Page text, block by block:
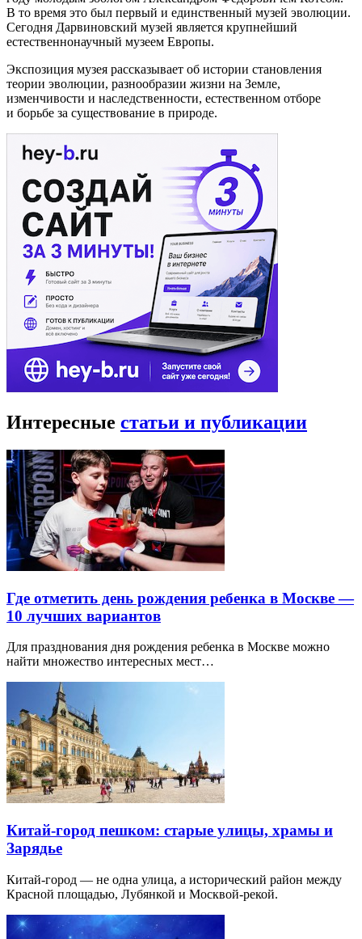
В то время это был первый и единственный музей эволюции.
Сегодня Дарвиновский музей является крупнейший
естественнонаучный музеем Европы.
Экспозиция музея рассказывает об истории становления
теории эволюции, разнообразии жизни на Земле,
изменчивости и наследственности, естественном отборе
и борьбе за существование в природе.
Интересные статьи и публикации
Где отметить день рождения ребенка в Москве —
10 лучших вариантов
Для празднования дня рождения ребенка в Москве можно
найти множество интересных мест…
Китай-город пешком: старые улицы, храмы и
Зарядье
Китай-город — не одна улица, а исторический район между
Красной площадью, Лубянкой и Москвой-рекой.